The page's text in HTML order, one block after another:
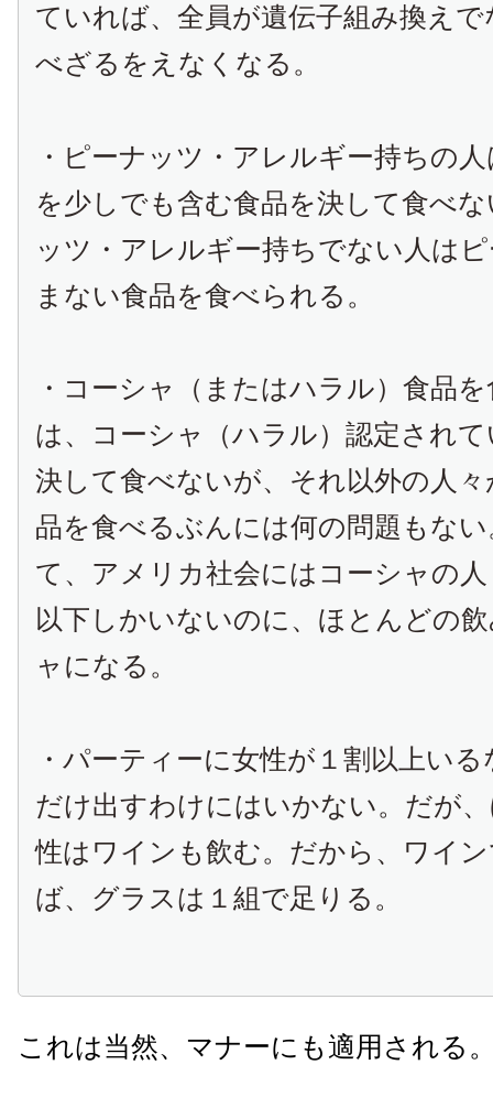
ていれば、全員が遺伝子組み換え
べざるをえなくなる。
・ピーナッツ・アレルギー持ちの
を少しでも含む食品を決して食べ
ッツ・アレルギー持ちでない人は
まない食品を食べられる。
・コーシャ（またはハラル）食品
は、コーシャ（ハラル）認定され
決して食べないが、それ以外の人
品を食べるぶんには何の問題もな
て、アメリカ社会にはコーシャの
以下しかいないのに、ほとんどの
ャになる。
・パーティーに女性が１割以上い
だけ出すわけにはいかない。だが
性はワインも飲む。だから、ワイ
ば、グラスは１組で足りる。
これは当然、マナーにも適用される